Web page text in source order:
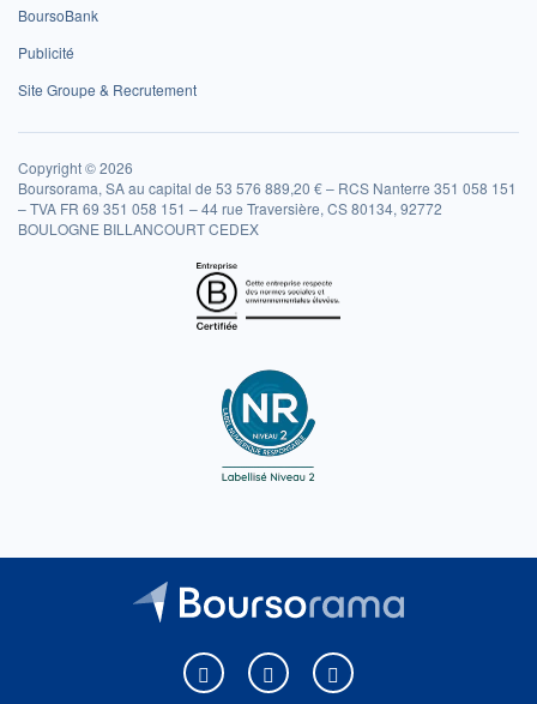
BoursoBank
Publicité
Site Groupe & Recrutement
Copyright © 2026
Boursorama, SA au capital de 53 576 889,20 € – RCS Nanterre 351 058 151
– TVA FR 69 351 058 151 – 44 rue Traversière, CS 80134, 92772
BOULOGNE BILLANCOURT CEDEX
Boursorama sur Facebook
Boursorama sur XBoursorama sur